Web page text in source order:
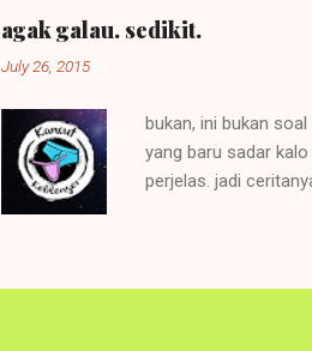
ternyata selisih
mudah. Jadilah
agak galau. sedikit.
July 26, 2015
bukan, ini bukan
yang baru sadar
perjelas. jadi
postingan
anggap saja ada
keren. saya mah